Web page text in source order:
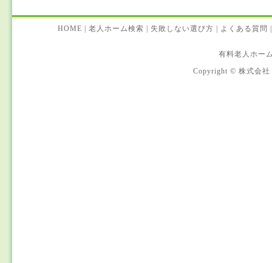
HOME 老人ホーム検索 失敗しない選び方 よくある質問
有料老人ホー
Copyright © 株式会社